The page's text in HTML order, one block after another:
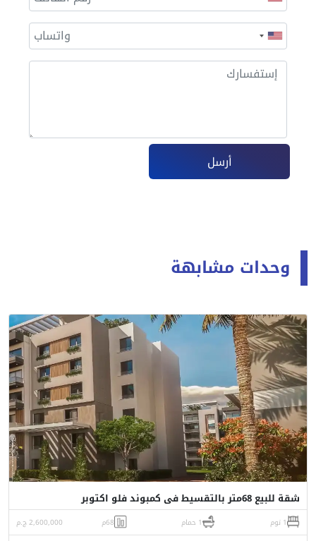
أرسل
وحدات مشابهة
شقة للبيع 68متر بالتقسيط فى كمبوند فلو اكتوبر
1 نوم 1 حمام 68م 2,600,000 ج.م